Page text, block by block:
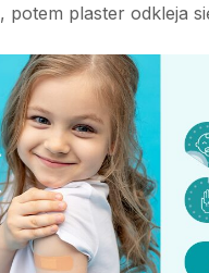
plaster odkleja